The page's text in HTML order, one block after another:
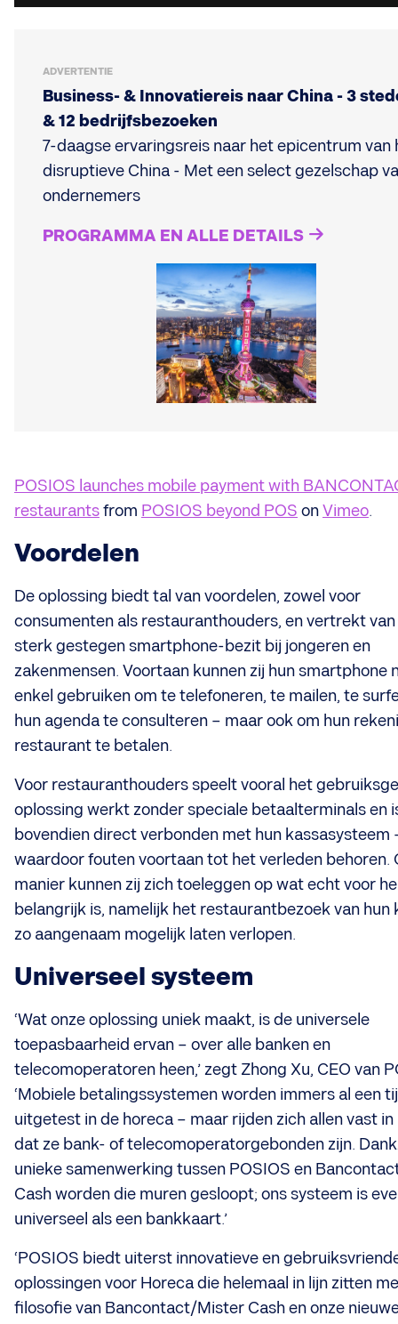
ADVERTENTIE
Business- & Innovatiereis naar China - 3
& 12 bedrijfsbezoeken
7-daagse ervaringsreis naar het epicentrum van
disruptieve China - Met een select gezelschap
ondernemers
PROGRAMMA EN ALLE DETAILS
POSIOS launches mobile payment with
restaurantsfrom POSIOS beyond POS onVimeo.
Voordelen
De oplossing biedt tal van voordelen, zowel voor
consumenten als restauranthouders, en vertrekt
sterk gestegen smartphone-bezit bij jongeren en
zakenmensen. Voortaan kunnen zij hun smartphone
enkel gebruiken om te telefoneren, te mailen, te
hun agenda te consulteren – maar ook om hun
restaurant te betalen.
Voor restauranthouders speelt vooral het
oplossing werkt zonder speciale betaalterminals en
bovendien direct verbonden met hun kassasysteem
waardoor fouten voortaan tot het verleden behoren.
manier kunnen zij zich toeleggen op wat echt voor
belangrijk is, namelijk het restaurantbezoek van hun
zo aangenaam mogelijk laten verlopen.
Universeel systeem
‘Wat onze oplossing uniek maakt, is de universele
toepasbaarheid ervan – over alle banken en
telecomoperatoren heen,’ zegt Zhong Xu, CEO van
‘Mobiele betalingssystemen worden immers al een
uitgetest in de horeca – maar rijden zich allen vast
dat ze bank- of telecomoperatorgebonden zijn.
unieke samenwerking tussen POSIOS en
Cash worden die muren gesloopt; ons systeem is
universeel als een bankkaart.’
‘POSIOS biedt uiterst innovatieve en
oplossingen voor Horeca die helemaal in lijn zitten
filosofie van Bancontact/Mister Cash en onze